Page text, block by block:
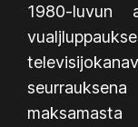
1980-luvun